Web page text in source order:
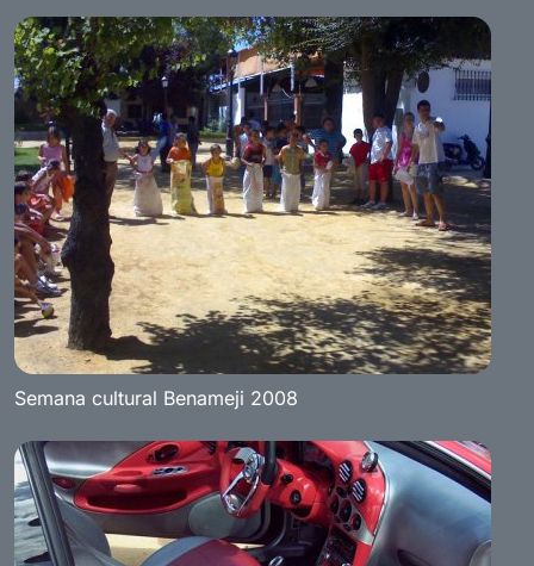
Semana cultural Benameji 2008